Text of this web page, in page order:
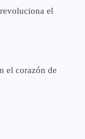
el
el corazón de